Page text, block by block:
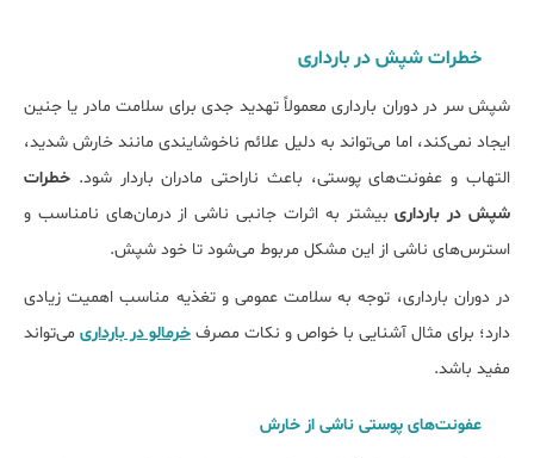
خطرات شپش در بارداری
شپش سر در دوران بارداری معمولاً تهدید جدی برای سلامت مادر یا جنین
ایجاد نمی‌کند، اما می‌تواند به دلیل علائم ناخوشایندی مانند خارش شدید،
التهاب و عفونت‌های پوستی، باعث ناراحتی مادران باردار شود. خطرات
شپش در بارداریبیشتر به اثرات جانبی ناشی از درمان‌های نامناسب و
استرس‌های ناشی از این مشکل مربوط می‌شود تا خود شپش.
در دوران بارداری، توجه به سلامت عمومی و تغذیه مناسب اهمیت زیادی
دارد؛ برای مثال آشنایی با خواص و نکات مصرف خرمالو در بارداری می‌تواند
مفید باشد.
عفونت‌های پوستی ناشی از خارش